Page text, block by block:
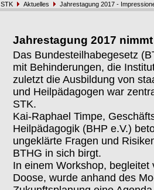
STK Aktuelles Jahrestagung 2017 -
Jahrestagung 2017
Das Bundesteilhabegesetz
mit Behinderungen, die
zuletzt die Ausbildung von
und Heilpädagogen war
STK.
Kai-Raphael Timpe,
Heilpädagogik (BHP e.V.)
ungeklärte Fragen und
BTHG in sich birgt.
In einem Workshop,
Doose, wurde anhand des